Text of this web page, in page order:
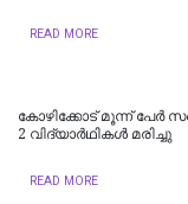
READ MORE
കോഴിക്കോട് മൂന്ന് പേർ
2 വിദ്യാർഥികൾ മരിച്ചു
READ MORE